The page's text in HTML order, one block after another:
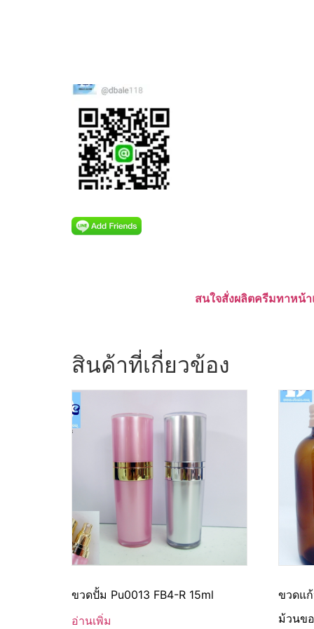
สนใจสั่งผลิตครีมทาหน้
สินค้าที่เกี่ยวข้อง
ขวดปั้ม Pu0013 FB4-R 15ml
อ่านเพิ่ม
ขวดแ
ม้วนข